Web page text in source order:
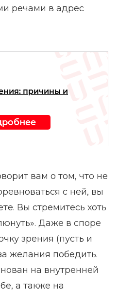
речами в адрес
причины и
вам о том, что не
с ней, вы
Вы стремитесь хоть
Даже в споре
зрения (пусть и
желания победить.
на внутренней
а также на